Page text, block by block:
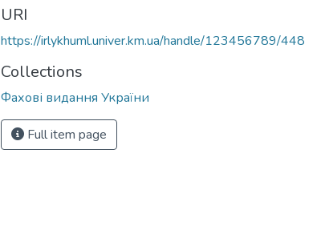
URI
https://irlykhuml.univer.km.ua/handle/123456789/448
Collections
Фахові видання України
Full item page